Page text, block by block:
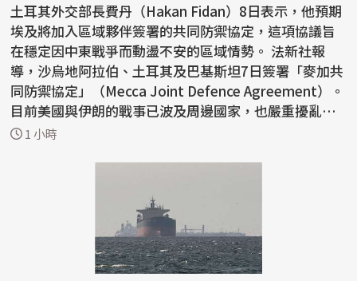
土耳其外交部長費丹（Hakan Fidan）8日表示，他預期
埃及將加入區域夥伴簽署的共同防禦協定，這項協議旨
在穩定因中東戰爭而動盪不安的區域情勢。 法新社報
導，沙烏地阿拉伯、土耳其及巴基斯坦7日簽署「麥加共
同防禦協定」（Mecca Joint Defence Agreement）。
目前美國與伊朗的戰事已波及周邊國家，也嚴重擾亂荷
莫茲...
1 小時